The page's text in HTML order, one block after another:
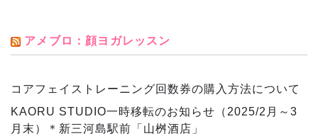
アメブロ：顔ヨガレッスン
コアフェイストレーニング回数券の購入方法について
KAORU STUDIO一時移転のお知らせ（2025/2月～3
月末）＊新三河島駅前「山桝酒店」